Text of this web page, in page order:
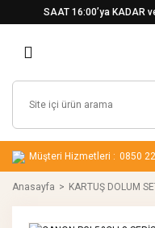
SAAT 16:00’ya KADAR
Müşteri Hizmetleri : 0850
Anasayfa KARTUŞ DOLUM